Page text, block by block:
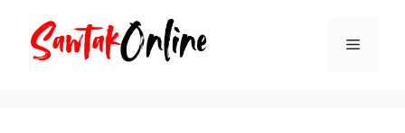
Menu